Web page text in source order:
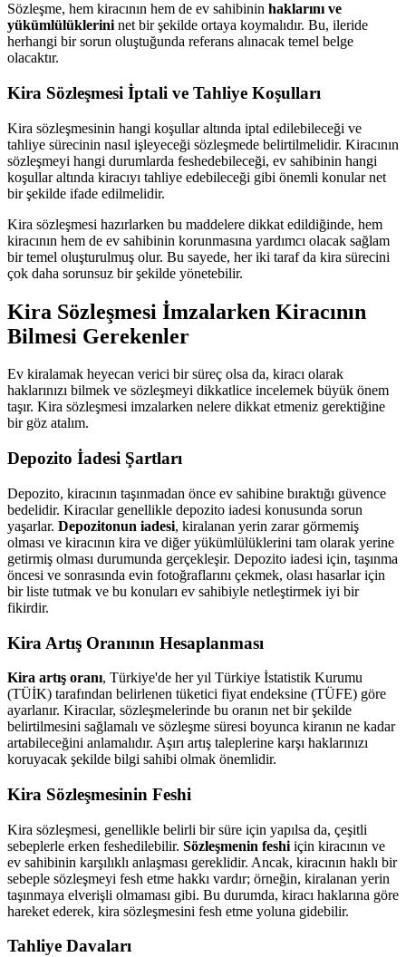
Sözleşme, hem kiracının hem de ev sahibinin haklarını ve
yükümlülüklerini net bir şekilde ortaya koymalıdır. Bu, ileride
herhangi bir sorun oluştuğunda referans alınacak temel belge
olacaktır.
Kira Sözleşmesi İptali ve Tahliye Koşulları
Kira sözleşmesinin hangi koşullar altında iptal edilebileceği ve
tahliye sürecinin nasıl işleyeceği sözleşmede belirtilmelidir. Kiracının
sözleşmeyi hangi durumlarda feshedebileceği, ev sahibinin hangi
koşullar altında kiracıyı tahliye edebileceği gibi önemli konular net
bir şekilde ifade edilmelidir.
Kira sözleşmesi hazırlarken bu maddelere dikkat edildiğinde, hem
kiracının hem de ev sahibinin korunmasına yardımcı olacak sağlam
bir temel oluşturulmuş olur. Bu sayede, her iki taraf da kira sürecini
çok daha sorunsuz bir şekilde yönetebilir.
Kira Sözleşmesi İmzalarken Kiracının
Bilmesi Gerekenler
Ev kiralamak heyecan verici bir süreç olsa da, kiracı olarak
haklarınızı bilmek ve sözleşmeyi dikkatlice incelemek büyük önem
taşır. Kira sözleşmesi imzalarken nelere dikkat etmeniz gerektiğine
bir göz atalım.
Depozito İadesi Şartları
Depozito, kiracının taşınmadan önce ev sahibine bıraktığı güvence
bedelidir. Kiracılar genellikle depozito iadesi konusunda sorun
yaşarlar. Depozitonun iadesi, kiralanan yerin zarar görmemiş
olması ve kiracının kira ve diğer yükümlülüklerini tam olarak yerine
getirmiş olması durumunda gerçekleşir. Depozito iadesi için, taşınma
öncesi ve sonrasında evin fotoğraflarını çekmek, olası hasarlar için
bir liste tutmak ve bu konuları ev sahibiyle netleştirmek iyi bir
fikirdir.
Kira Artış Oranının Hesaplanması
Kira artış oranı, Türkiye'de her yıl Türkiye İstatistik Kurumu
(TÜİK) tarafından belirlenen tüketici fiyat endeksine (TÜFE) göre
ayarlanır. Kiracılar, sözleşmelerinde bu oranın net bir şekilde
belirtilmesini sağlamalı ve sözleşme süresi boyunca kiranın ne kadar
artabileceğini anlamalıdır. Aşırı artış taleplerine karşı haklarınızı
koruyacak şekilde bilgi sahibi olmak önemlidir.
Kira Sözleşmesinin Feshi
Kira sözleşmesi, genellikle belirli bir süre için yapılsa da, çeşitli
sebeplerle erken feshedilebilir. Sözleşmenin feshi için kiracının ve
ev sahibinin karşılıklı anlaşması gereklidir. Ancak, kiracının haklı bir
sebeple sözleşmeyi fesh etme hakkı vardır; örneğin, kiralanan yerin
taşınmaya elverişli olmaması gibi. Bu durumda, kiracı haklarına göre
hareket ederek, kira sözleşmesini fesh etme yoluna gidebilir.
Tahliye Davaları